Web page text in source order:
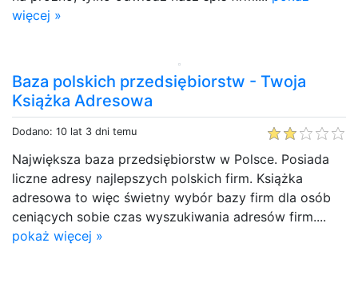
więcej »
Baza polskich przedsiębiorstw - Twoja
Książka Adresowa
Dodano: 10 lat 3 dni temu
Największa baza przedsiębiorstw w Polsce. Posiada
liczne adresy najlepszych polskich firm. Książka
adresowa to więc świetny wybór bazy firm dla osób
ceniących sobie czas wyszukiwania adresów firm....
pokaż więcej »